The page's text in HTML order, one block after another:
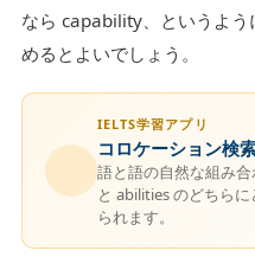
なら capability、というよ
めるとよいでしょう。
IELTS学習アプリ
コロケーション検
語と語の自然な組み
と abilities のどちら
られます。